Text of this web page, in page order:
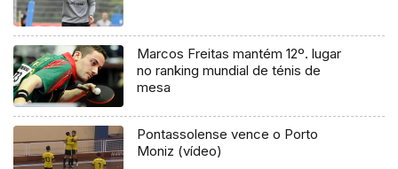
Marcos Freitas mantém 12º. lugar
no ranking mundial de ténis de
mesa
Pontassolense vence o Porto
Moniz (vídeo)